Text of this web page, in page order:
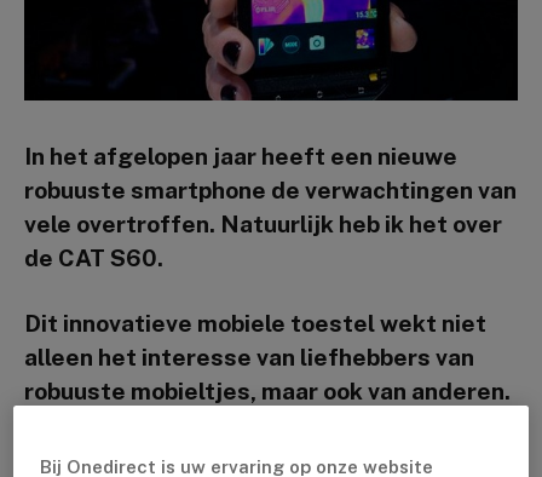
In het afgelopen jaar heeft een nieuwe
robuuste smartphone de verwachtingen van
vele overtroffen. Natuurlijk heb ik het over
de CAT S60.
Dit innovatieve mobiele toestel wekt niet
alleen het interesse van liefhebbers van
robuuste mobieltjes, maar ook van anderen.
´wereldseerste en enigesmartphone met
Bij Onedirect is uw ervaring op onze website